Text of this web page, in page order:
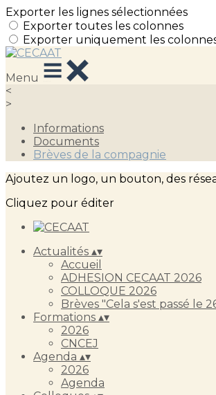
Exporter les lignes sélectionnées
Exporter toutes les colonnes
Exporter uniquement les
Menu
<
>
Informations
Documents
Brèves de la compagnie
Ajoutez un logo, un bouton, des
Cliquez pour éditer
Actualités ▴▾
Accueil
ADHESION CECAAT 2026
COLLOQUE 2026
Brèves "Cela s'est passé le
Formations ▴▾
2026
CNCEJ
Agenda ▴▾
2026
Agenda